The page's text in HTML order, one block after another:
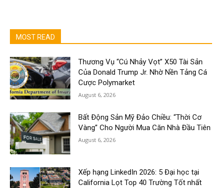
MOST READ
Thương Vụ “Cú Nhảy Vọt” X50 Tài Sản
Của Donald Trump Jr. Nhờ Nền Tảng Cá
Cược Polymarket
August 6, 2026
Bất Động Sản Mỹ Đảo Chiều: “Thời Cơ
Vàng” Cho Người Mua Căn Nhà Đầu Tiên
August 6, 2026
Xếp hạng LinkedIn 2026: 5 Đại học tại
California Lọt Top 40 Trường Tốt nhất